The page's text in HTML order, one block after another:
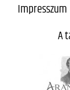
Impresszum
A